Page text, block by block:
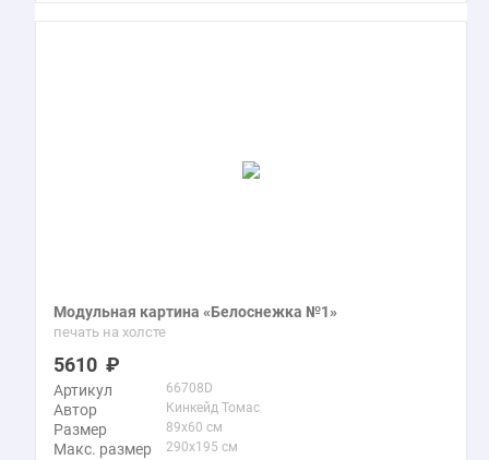
Модульная картина «Белоснежка №1»
печать на холсте
5610
Артикул 66708D
Автор Кинкейд Томас
Размер 89x60 см
Макс. размер 290x195 см